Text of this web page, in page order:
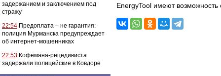
задержанием и заключением под
стражу
22:54 Предоплата – не гарантия:
полиция Мурманска предупреждает
об интернет-мошенниках
22:53 Кофемана-рецедивиста
задержали полицейские в Ковдоре
EnergyTool имеют